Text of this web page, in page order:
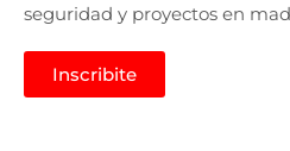
seguridad y proyectos en
Inscribite